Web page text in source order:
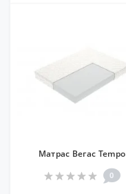
Матрас Вегас Tempo
0